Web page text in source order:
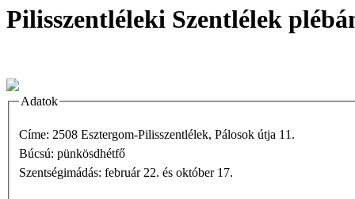
Pilisszentléleki Szentlélek
Adatok
Címe: 2508 Esztergom-Pilisszentlélek, Pálosok útja 11.
Búcsú: pünkösdhétfő
Szentségimádás: február 22. és október 17.